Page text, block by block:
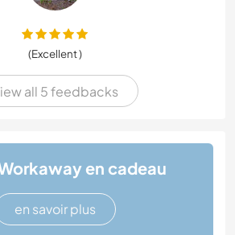
(Excellent )
all 5 feedbacks
en cadeau
en savoir plus